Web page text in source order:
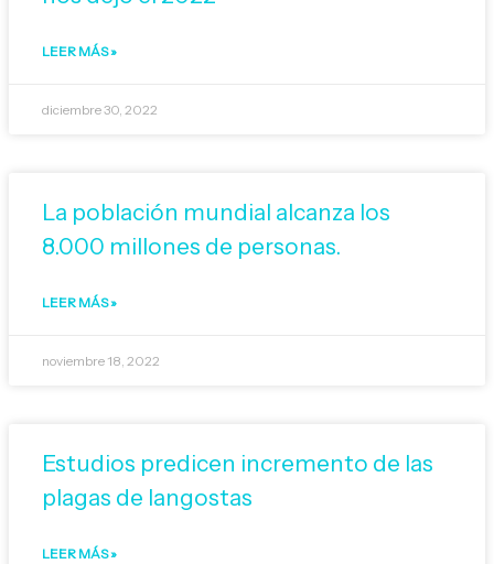
LEER MÁS »
diciembre 30, 2022
La población mundial alcanza los
8.000 millones de personas.
LEER MÁS »
noviembre 18, 2022
Estudios predicen incremento de las
plagas de langostas
LEER MÁS »